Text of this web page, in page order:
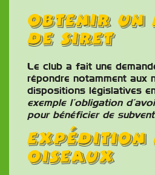
Obtenir un
de SIRET
Le club a fait une
répondre notamment aux
dispositions législatives
exemple l’obligation
pour bénéficier de
Expédition
oiseaux